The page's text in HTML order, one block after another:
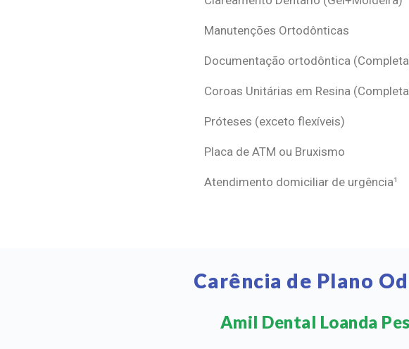
Manutenções Ortodônticas
Documentação ortodôntica
Coroas Unitárias em Resina
Próteses (exceto flexíveis)
Placa de ATM ou Bruxismo
Atendimento domiciliar de urgência¹
Carência de Plano
Amil Dental Loanda